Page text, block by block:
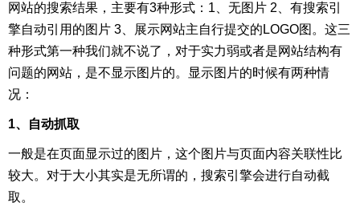
网站的搜索结果，主要有3种形式：1、无图片 2、有搜索引
擎自动引用的图片 3、展示网站主自行提交的LOGO图。这三
种形式第一种我们就不说了，对于实力弱或者是网站结构有
问题的网站，是不显示图片的。显示图片的时候有两种情
况：
1、自动抓取
一般是在页面显示过的图片，这个图片与页面内容关联性比
较大。对于大小其实是无所谓的，搜索引擎会进行自动截
取。